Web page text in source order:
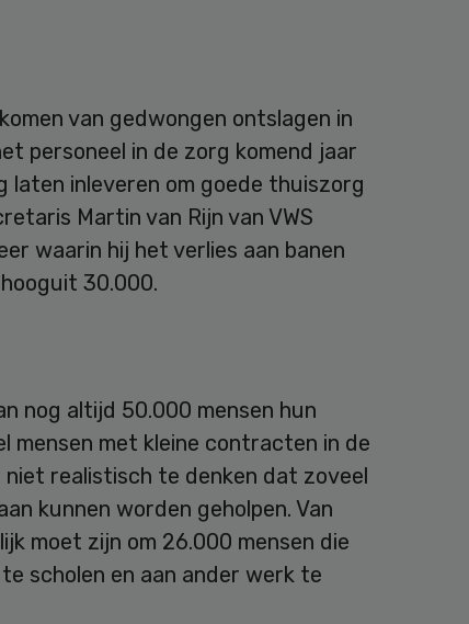
van gedwongen ontslagen in
personeel in de zorg komend jaar
laten inleveren om goede thuiszorg
Martin van Rijn van VWS
waarin hij het verlies aan banen
30.000.
nog altijd 50.000 mensen hun
mensen met kleine contracten in de
realistisch te denken dat zoveel
kunnen worden geholpen. Van
moet zijn om 26.000 mensen die
scholen en aan ander werk te